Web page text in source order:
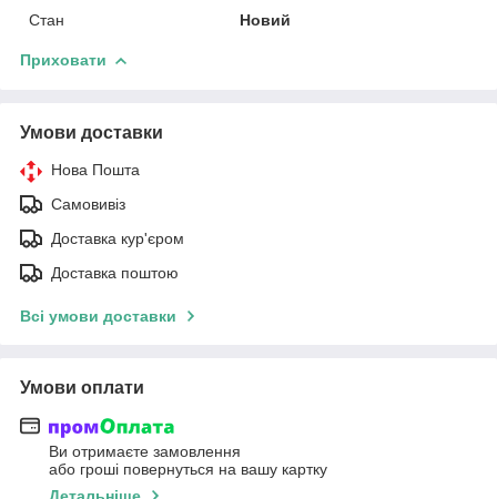
Стан
Новий
Приховати
Умови доставки
Нова Пошта
Самовивіз
Доставка кур'єром
Доставка поштою
Всі умови доставки
Умови оплати
Ви отримаєте замовлення
або гроші повернуться на вашу картку